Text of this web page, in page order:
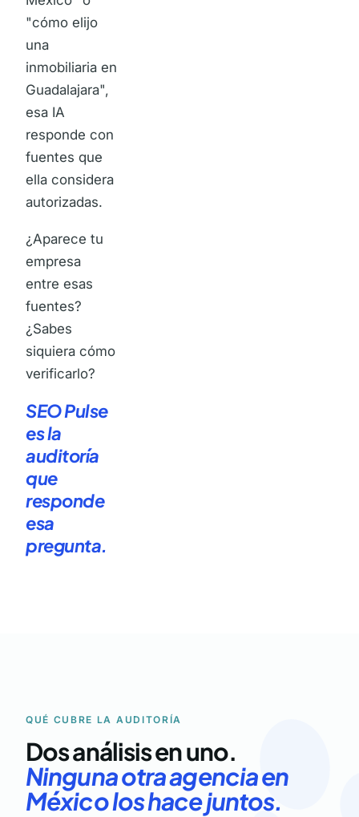
"cómo elijo
una
inmobiliaria en
Guadalajara",
esa IA
responde con
fuentes que
ella considera
autorizadas.
¿Aparece tu
empresa
entre esas
fuentes?
¿Sabes
siquiera cómo
verificarlo?
SEO Pulse
es la
auditoría
que
responde
esa
pregunta.
QUÉ CUBRE LA AUDITORÍA
Dos análisis en uno.
Ninguna otra agencia en
México los hace juntos.